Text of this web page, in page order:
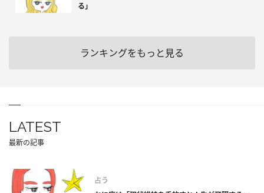
る」
ランキングをもっと見る
LATEST
最新の記事
占う